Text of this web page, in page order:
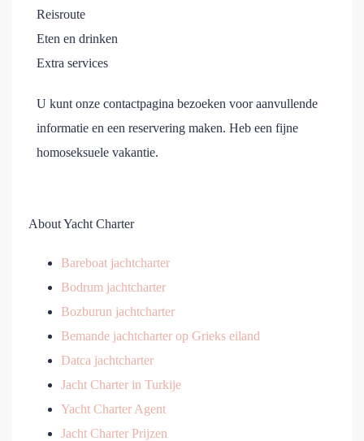
Reisroute
Eten en drinken
Extra services
U kunt onze contactpagina bezoeken voor aanvullende
informatie en een reservering maken. Heb een fijne
homoseksuele vakantie.
About Yacht Charter
Bareboat jachtcharter
Bodrum jachtcharter
Bozburun jachtcharter
Bemande jachtcharter op Grieks eiland
Datca jachtcharter
Jacht Charter in Turkije
Yacht Charter Agent
Jacht Charter Prijzen